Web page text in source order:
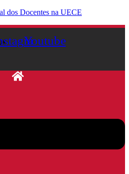
dos Docentes na UECE
Youtube